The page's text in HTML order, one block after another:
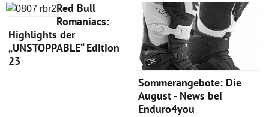
Red Bull
Romaniacs:
Highlights der
„UNSTOPPABLE“ Edition
23
Sommerangebote: Die
August - News bei
Enduro4you